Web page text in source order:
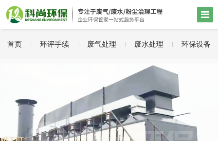
首页 环评手续 废气处理 废水处理 环保设备